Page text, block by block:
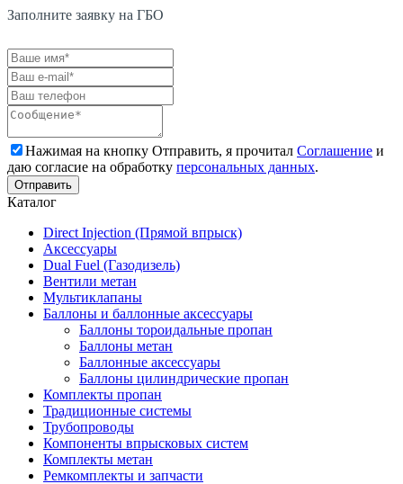
Заполните заявку на ГБО
Нажимая на кнопку Отправить, я прочитал Соглашение и
даю согласие на обработку персональных данных.
Каталог
Direct Injection (Прямой впрыск)
Аксессуары
Dual Fuel (Газодизель)
Вентили метан
Мультиклапаны
Баллоны и баллонные аксессуары
Баллоны тороидальные пропан
Баллоны метан
Баллонные аксессуары
Баллоны цилиндрические пропан
Комплекты пропан
Традиционные системы
Трубопроводы
Компоненты впрысковых систем
Комплекты метан
Ремкомплекты и запчасти